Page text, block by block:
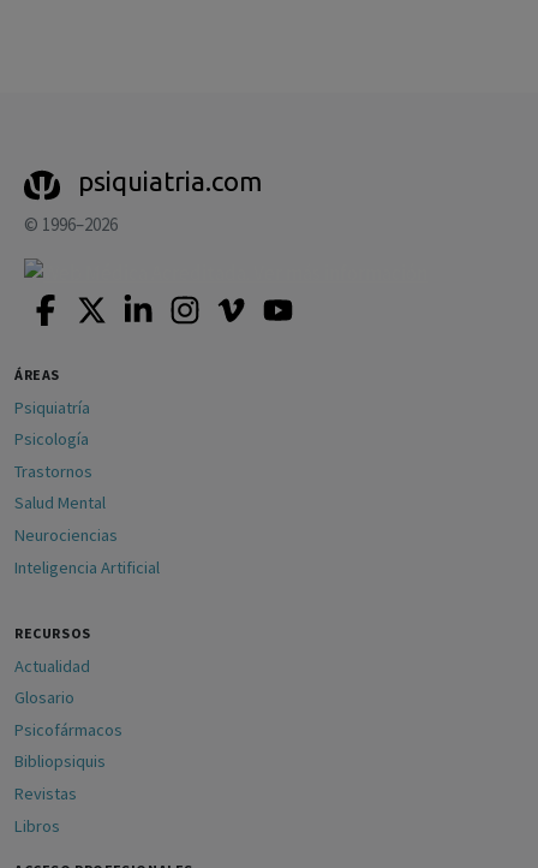
psiquiatria.com
© 1996–2026
ÁREAS
Psiquiatría
Psicología
Trastornos
Salud Mental
Neurociencias
Inteligencia Artificial
RECURSOS
Actualidad
Glosario
Psicofármacos
Bibliopsiquis
Revistas
Libros